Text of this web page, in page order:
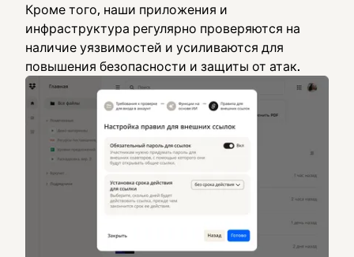
Кроме того, наши приложения и
инфраструктура регулярно проверяются на
наличие уязвимостей и усиливаются для
повышения безопасности и защиты от атак.